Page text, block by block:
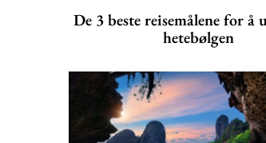
De 3 beste reisemålene for å
hetebølgen